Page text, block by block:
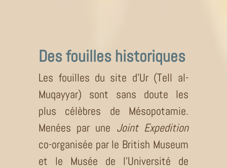
Des fouilles historiques
Les fouilles du site d’Ur (Tell al-
Muqayyar) sont sans doute les
plus célèbres de Mésopotamie.
Menées par une Joint Expedition
co-organisée par le British Museum
et le Musée de l’Université de